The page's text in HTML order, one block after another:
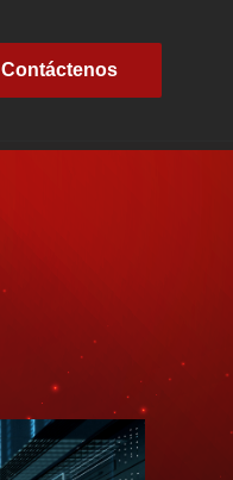
Contáctenos